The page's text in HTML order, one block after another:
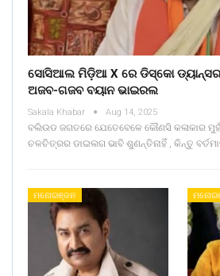
ସୋସିଆଲ ମିଡ଼ିଆ X ରେ ଡିସ୍କୋ ଡ୍ୟାନ୍ସର
ଅଜବ-ଗଜବ ବୟାନ ଭାଇରଲ
Sakala Khabar Aug 14, 2025
ବଲିଉଡ ଜଗତରେ ଯେତେବେଳେ କୌଣସି କଳାକାର
ଚଳଚିତ୍ରର ଡାଇଲଗ ଭାବି ଶୁଣନ୍ତିନାହିଁ , କିନ୍ତୁ
ମନୋରଞ୍ଜନ